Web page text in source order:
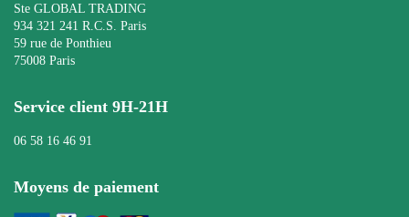
Ste GLOBAL TRADING
934 321 241 R.C.S. Paris
59 rue de Ponthieu
75008 Paris
Service client 9H-21H
06 58 16 46 91
Moyens de paiement